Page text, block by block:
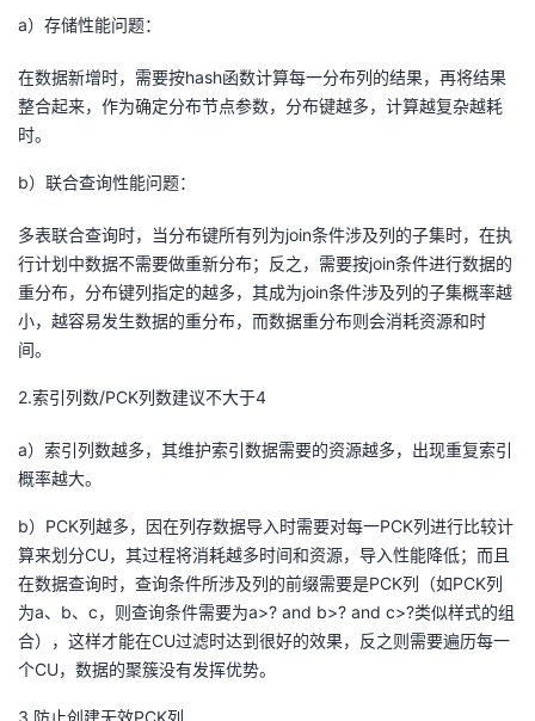
的
课
我
的
我
验
收
藏
技
术
持
的
云
建
议
a）存储性能问题：
在数据新增时，需要按hash函数计算每一分布列的结果，再将结果
整合起来，作为确定分布节点参数，分布键越多，计算越复杂越耗
时。
b）联合查询性能问题：
多表联合查询时，当分布键所有列为join条件涉及列的子集时，在执
行计划中数据不需要做重新分布；反之，需要按join条件进行数据的
重分布，分布键列指定的越多，其成为join条件涉及列的子集概率越
小，越容易发生数据的重分布，而数据重分布则会消耗资源和时
间。
2.索引列数/PCK列数建议不大于4
a）索引列数越多，其维护索引数据需要的资源越多，出现重复索引
概率越大。
b）PCK列越多，因在列存数据导入时需要对每一PCK列进行比较计
算来划分CU，其过程将消耗越多时间和资源，导入性能降低；而且
在数据查询时，查询条件所涉及列的前缀需要是PCK列（如PCK列
为a、b、c，则查询条件需要为a>? and b>? and c>?类似样式的组
合），这样才能在CU过滤时达到很好的效果，反之则需要遍历每一
个CU，数据的聚簇没有发挥优势。
3.防止创建无效PCK列